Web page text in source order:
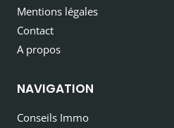
Mentions légales
Contact
A propos
NAVIGATION
Conseils Immo